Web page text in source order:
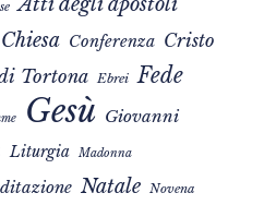
Chiesa Conferenza Cristo
Tortona Ebrei Fede
Gesù Giovanni
Liturgia Madonna
Natale Novena